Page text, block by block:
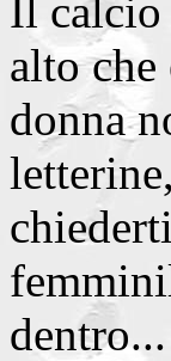
Il calcio
alto
donna